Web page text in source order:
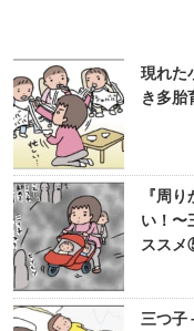
現れた
き多
『周
い！〜
ススメ
三つ子